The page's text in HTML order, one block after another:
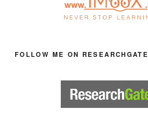
FOLLOW ME ON RESEARCHGATE